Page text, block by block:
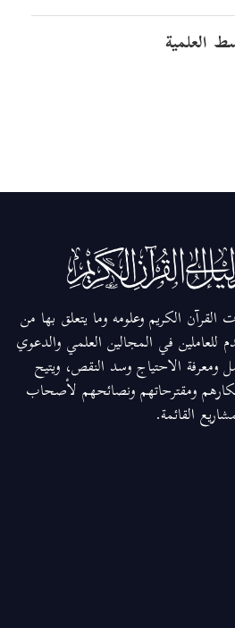
العلمية
الكريم وعلومه وما يتعلق بها من
للعاملين في المجالين العلمي والدعوي
ومعرفة الاحتياج وسد النقص، ويتيح
ومقترحاتهم ونصائحهم لأصحاب
القائمة.